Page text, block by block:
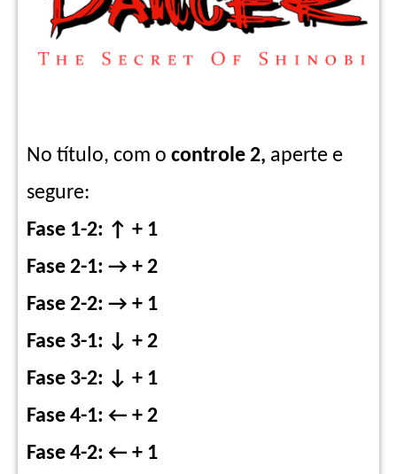
No título, com o controle 2, aperte e
segure:
Fase 1-2: ↑ + 1
Fase 2-1: → + 2
Fase 2-2: → + 1
Fase 3-1: ↓ + 2
Fase 3-2: ↓ + 1
Fase 4-1: ← + 2
Fase 4-2: ← + 1